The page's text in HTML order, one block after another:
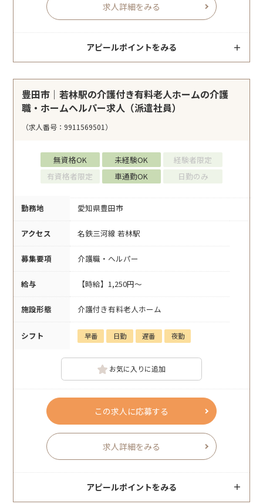
求人詳細をみる
アピールポイントをみる
豊田市｜若林駅の介護付き有料老人ホームの介護
職・ホームヘルパー求人（派遣社員）
（求人番号：9911569501）
無資格OK 未経験OK
経験者限定
有資格者限定
車通勤OK 日勤のみ
勤務地 愛知県豊田市
アクセス 名鉄三河線 若林駅
募集要項 介護職・ヘルパー
給与 【時給】1,250円～
施設形態 介護付き有料老人ホーム
シフト 早番 日勤 遅番 夜勤
お気に入りに追加
この求人に応募する
求人詳細をみる
アピールポイントをみる